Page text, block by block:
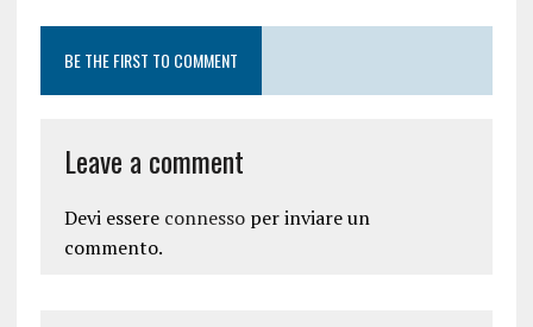
BE THE FIRST TO COMMENT
Leave a comment
Devi essere connessoper inviare un
commento.